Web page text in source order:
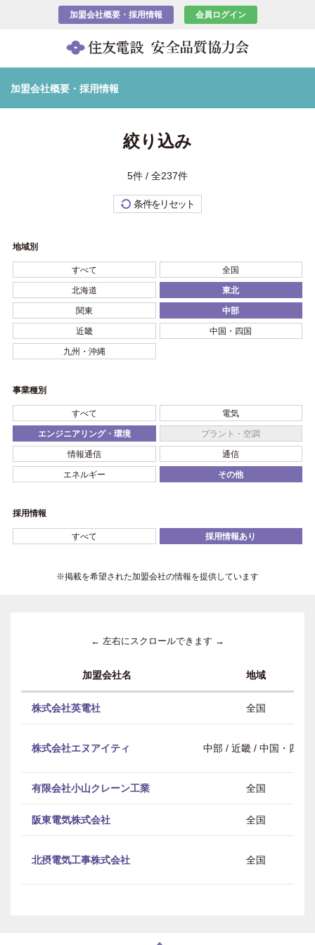
加盟会社概要・採用情報 会員ログイン
加盟会社概要・採用情報
絞り込み
5件 / 全237件
条件をリセット
地域別
すべて 全国
北海道 東北
関東 中部
近畿 中国・四国
九州・沖縄
事業種別
すべて 電気
エンジニアリング・環境 プラント・空調
情報通信 通信
エネルギー その他
採用情報
すべて 採用情報あり
※掲載を希望された加盟会社の情報を提供しています
← 左右にスクロールできます →
加盟会社名 地域
株式会社英電社 全国
株式会社エヌアイティ 中部 / 近畿 / 中国・四国
有限会社小山クレーン工業 全国
阪東電気株式会社 全国
北摂電気工事株式会社 全国